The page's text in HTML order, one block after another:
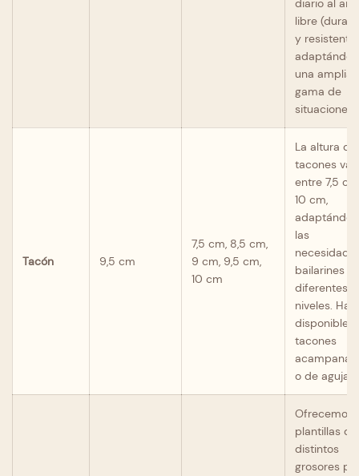
diario al aire
libre
y
una amplia
gama de
situaciones.
Tacón 9,5 cm
7,5 cm, 8,5 cm,
9 cm, 9,5 cm,
10 cm
La altura de
tacones
entre 7,5
10 cm,
las
bailarines
diferentes
niveles. Hay
disponibles
tacones
o de aguja.
Ofrecemos
plantillas de
distintos
grosores